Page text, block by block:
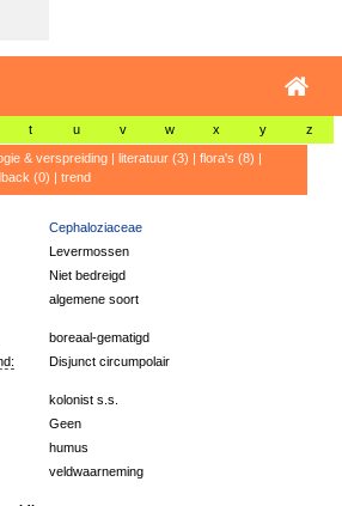
t u v w x y z
& verspreiding| literatuur (3) | flora's (8) |
(0) | trend
Cephaloziaceae
Levermossen
Niet bedreigd
algemene soort
boreaal-gematigd
Disjunct circumpolair
kolonist s.s.
Geen
humus
veldwaarneming